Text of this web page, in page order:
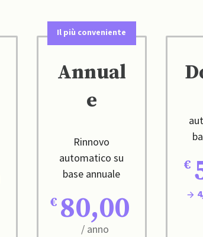
Il più conveniente
Annual
e
Rinnovo
automatico su
base annuale
80,00
/ anno